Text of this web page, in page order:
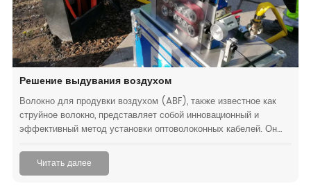
Решение выдувания воздухом
Волокно для продувки воздухом (ABF), также известное как
струйное волокно, представляет собой инновационный и
эффективный метод установки оптоволоконных кабелей. Он
использует сжатый воздух для продвижения микро-
волоконно-оптических кабелей через предварительно
установленные микроканалы, предлагая экономически
Читать далее